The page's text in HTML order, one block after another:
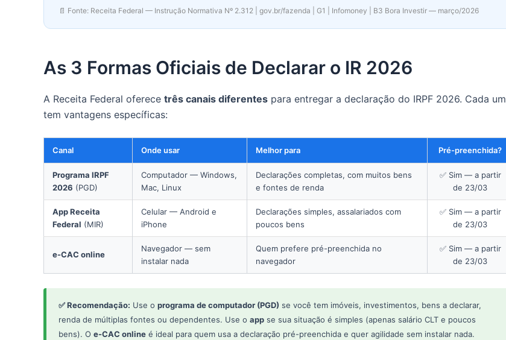
📄 Fonte: Receita Federal — Instrução Normativa Nº 2.312 | gov.br/fazenda | G1 | Infomoney | B3 Bora Investir — março/2026
As 3 Formas Oficiais de Declarar o IR 2026
A Receita Federal oferece três canais diferentes para entregar a declaração do IRPF 2026. Cada um
tem vantagens específicas:
Canal Onde usar Melhor para Pré-preenchida?
Programa IRPF
2026 (PGD)
Computador — Windows,
Mac, Linux
Declarações completas, com muitos bens
e fontes de renda
✅ Sim — a partir
de 23/03
App Receita
Federal (MIR)
Celular — Android e
iPhone
Declarações simples, assalariados com
poucos bens
✅ Sim — a partir
de 23/03
e-CAC online
Navegador — sem
instalar nada
Quem prefere pré-preenchida no
navegador
✅ Sim — a partir
de 23/03
✅ Recomendação: Use o programa de computador (PGD) se você tem imóveis, investimentos, bens a declarar,
renda de múltiplas fontes ou dependentes. Use o app se sua situação é simples (apenas salário CLT e poucos
bens). O e-CAC online é ideal para quem usa a declaração pré-preenchida e quer agilidade sem instalar nada.